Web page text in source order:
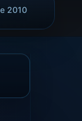
2010